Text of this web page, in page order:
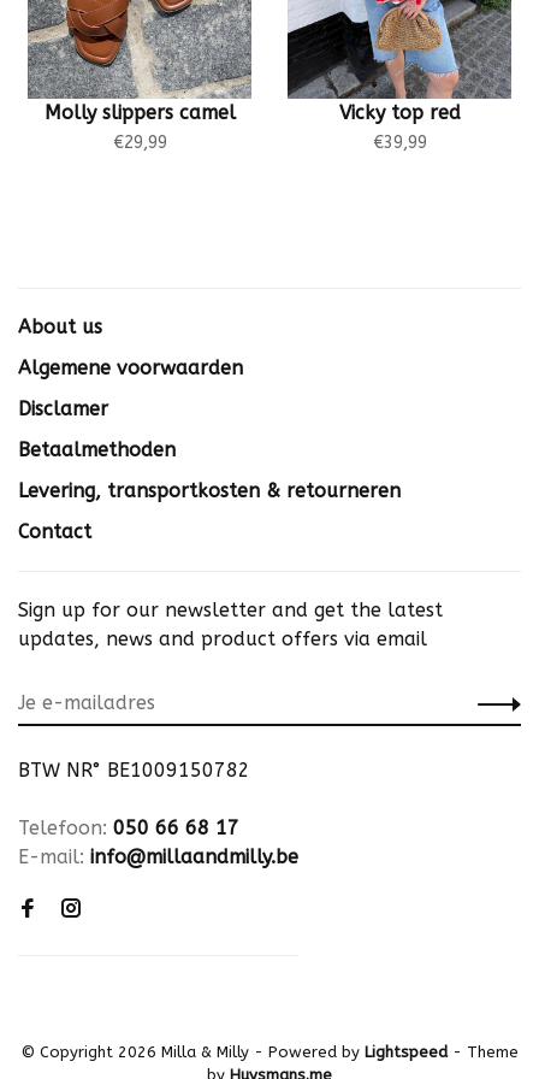
Molly slippers camel
€29,99
Vicky top red
€39,99
About us
Algemene voorwaarden
Disclamer
Betaalmethoden
Levering, transportkosten & retourneren
Contact
Sign up for our newsletter and get the latest
updates, news and product offers via email
BTW NR° BE1009150782
Telefoon: 050 66 68 17
E-mail: info@millaandmilly.be
© Copyright 2026 Milla & Milly - Powered by Lightspeed- Theme
by Huysmans.me